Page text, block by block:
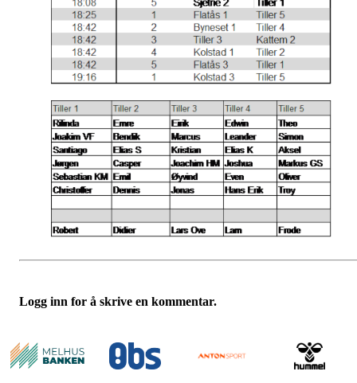
Logg inn for å skrive en kommentar.